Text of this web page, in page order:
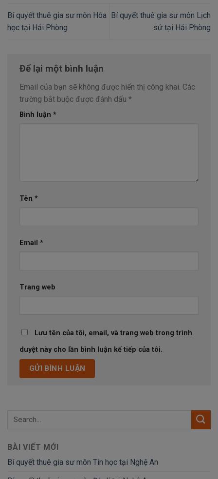
Bí quyết thuê gia sư môn Hóa
học tại Hải Phòng
Bí quyết thuê gia sư môn Lịch
sử tại Hải Phòng
Để lại một bình luận
Email của bạn sẽ không được hiển thị công khai. Các
trường bắt buộc được đánh dấu *
Bình luận *
Tên *
Email *
Trang web
Lưu tên của tôi, email, và trang web trong trình
duyệt này cho lần bình luận kế tiếp của tôi.
BÀI VIẾT MỚI
Bí quyết thuê gia sư môn Tin học tại Nghệ An